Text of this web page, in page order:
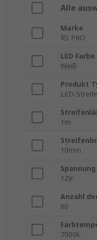
Alle
Marke
RS PRO
LED Farbe
Weiß
Produkt
LED-
1m
10mm
Spannung
12V
Anzahl
60
7000k